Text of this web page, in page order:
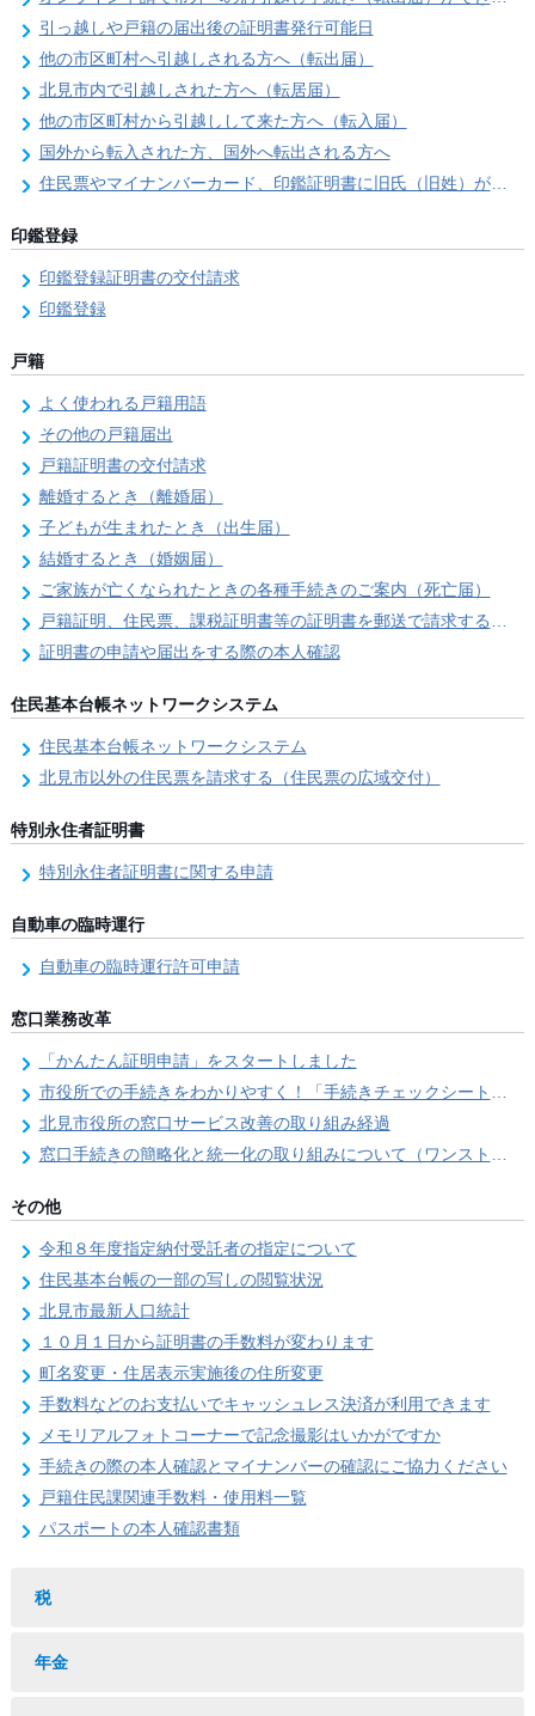
引っ越しや戸籍の届出後の証明書発行可能日
他の市区町村へ引越しされる方へ（転出届）
北見市内で引越しされた方へ（転居届）
他の市区町村から引越しして来た方へ（転入届）
国外から転入された方、国外へ転出される方へ
住民票やマイナンバーカード、印鑑証明書に旧氏（旧姓）が併記できるようになりました！
印鑑登録
印鑑登録証明書の交付請求
印鑑登録
戸籍
よく使われる戸籍用語
その他の戸籍届出
戸籍証明書の交付請求
離婚するとき（離婚届）
子どもが生まれたとき（出生届）
結婚するとき（婚姻届）
ご家族が亡くなられたときの各種手続きのご案内（死亡届）
戸籍証明、住民票、課税証明書等の証明書を郵送で請求する際の本人確認
証明書の申請や届出をする際の本人確認
住民基本台帳ネットワークシステム
住民基本台帳ネットワークシステム
北見市以外の住民票を請求する（住民票の広域交付）
特別永住者証明書
特別永住者証明書に関する申請
自動車の臨時運行
自動車の臨時運行許可申請
窓口業務改革
「かんたん証明申請」をスタートしました
市役所での手続きをわかりやすく！「手続きチェックシート」を導入しました
北見市役所の窓口サービス改善の取り組み経過
窓口手続きの簡略化と統一化の取り組みについて（ワンストップサービス推進事業）
その他
令和８年度指定納付受託者の指定について
住民基本台帳の一部の写しの閲覧状況
北見市最新人口統計
１０月１日から証明書の手数料が変わります
町名変更・住居表示実施後の住所変更
手数料などのお支払いでキャッシュレス決済が利用できます
メモリアルフォトコーナーで記念撮影はいかがですか
手続きの際の本人確認とマイナンバーの確認にご協力ください
戸籍住民課関連手数料・使用料一覧
パスポートの本人確認書類
税
年金